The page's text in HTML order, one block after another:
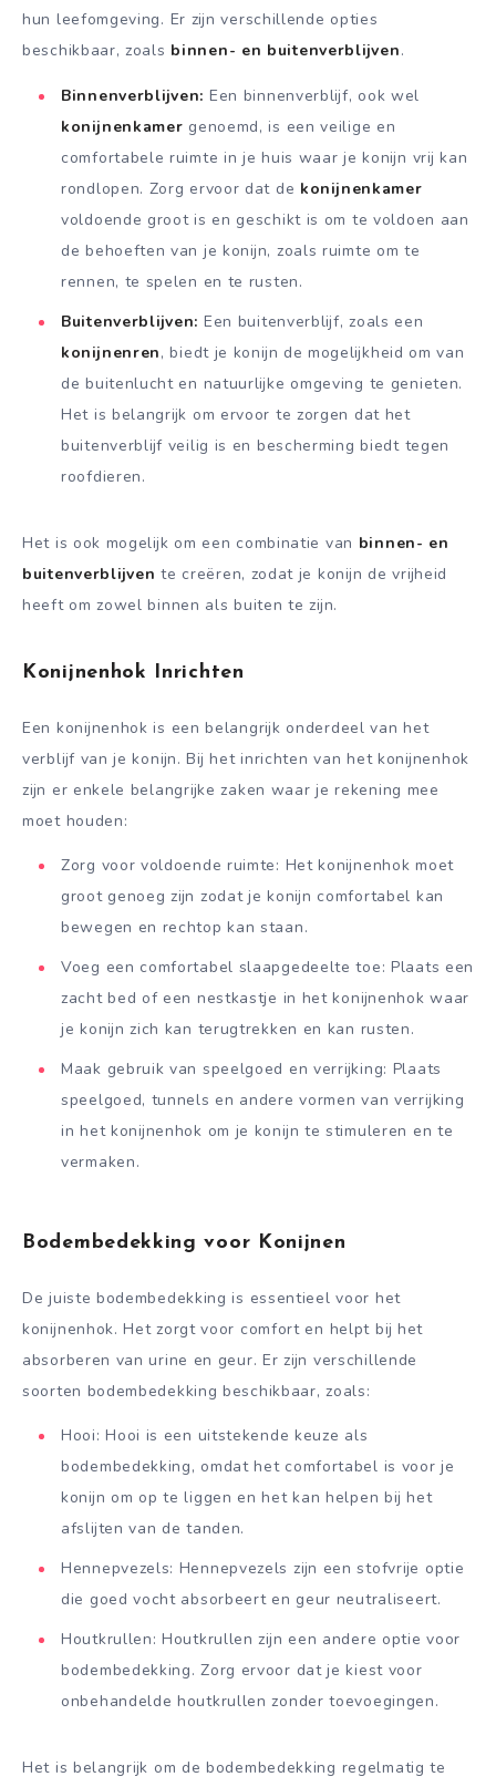
hun leefomgeving. Er zijn verschillende opties
beschikbaar, zoals binnen- en buitenverblijven.
Binnenverblijven: Een binnenverblijf, ook wel
konijnenkamer genoemd, is een veilige en
comfortabele ruimte in je huis waar je konijn vrij kan
rondlopen. Zorg ervoor dat de konijnenkamer
voldoende groot is en geschikt is om te voldoen aan
de behoeften van je konijn, zoals ruimte om te
rennen, te spelen en te rusten.
Buitenverblijven: Een buitenverblijf, zoals een
konijnenren, biedt je konijn de mogelijkheid om van
de buitenlucht en natuurlijke omgeving te genieten.
Het is belangrijk om ervoor te zorgen dat het
buitenverblijf veilig is en bescherming biedt tegen
roofdieren.
Het is ook mogelijk om een combinatie van binnen- en
buitenverblijven te creëren, zodat je konijn de vrijheid
heeft om zowel binnen als buiten te zijn.
Konijnenhok Inrichten
Een konijnenhok is een belangrijk onderdeel van het
verblijf van je konijn. Bij het inrichten van het konijnenhok
zijn er enkele belangrijke zaken waar je rekening mee
moet houden:
Zorg voor voldoende ruimte: Het konijnenhok moet
groot genoeg zijn zodat je konijn comfortabel kan
bewegen en rechtop kan staan.
Voeg een comfortabel slaapgedeelte toe: Plaats een
zacht bed of een nestkastje in het konijnenhok waar
je konijn zich kan terugtrekken en kan rusten.
Maak gebruik van speelgoed en verrijking: Plaats
speelgoed, tunnels en andere vormen van verrijking
in het konijnenhok om je konijn te stimuleren en te
vermaken.
Bodembedekking voor Konijnen
De juiste bodembedekking is essentieel voor het
konijnenhok. Het zorgt voor comfort en helpt bij het
absorberen van urine en geur. Er zijn verschillende
soorten bodembedekking beschikbaar, zoals:
Hooi: Hooi is een uitstekende keuze als
bodembedekking, omdat het comfortabel is voor je
konijn om op te liggen en het kan helpen bij het
afslijten van de tanden.
Hennepvezels: Hennepvezels zijn een stofvrije optie
die goed vocht absorbeert en geur neutraliseert.
Houtkrullen: Houtkrullen zijn een andere optie voor
bodembedekking. Zorg ervoor dat je kiest voor
onbehandelde houtkrullen zonder toevoegingen.
Het is belangrijk om de bodembedekking regelmatig te